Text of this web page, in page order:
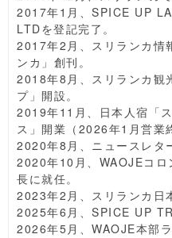
2017年1月、SPICE UP
LTDを登記完了。
2017年2月、スリランカ情
ンカ」創刊。
2018年8月、スリランカ観
プ」開設。
2019年11月、日本人宿「
ス」開業（2026年1月営業
2020年8月、ニュースレタ
2020年10月、WAOJEコロ
長に就任。
2023年2月、スリランカ日
2025年6月、SPICE UP
2026年5月、WAOJE本部